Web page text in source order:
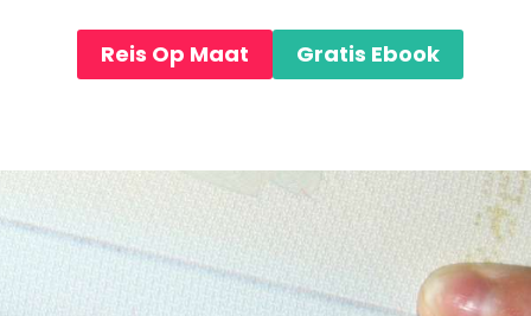
Reis Op Maat Gratis Ebook